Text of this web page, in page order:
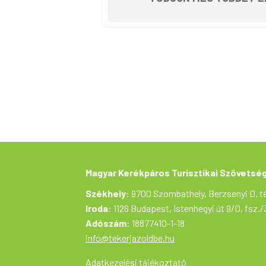
Magyar Kerékpáros Turisztikai
Székhely: 9700 Szombathely, Berzsenyi D.
Iroda: 1126 Budapest, Istenhegyi út 9/D, fsz./
Adószám: 18877410-1-18
info@tekerjazoldbe.hu
Adatkezelési tájékoztató